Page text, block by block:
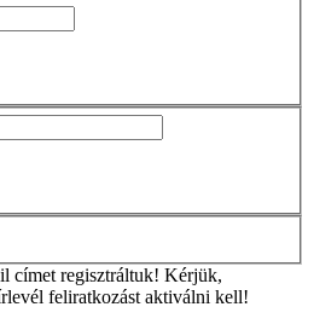
címet regisztráltuk! Kérjük,
feliratkozást aktiválni kell!